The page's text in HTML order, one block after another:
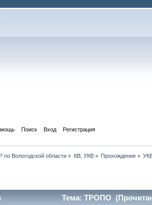
Поиск Вход Регистрация
Вологодской области » КВ, УКВ» Прохождение»
Тема: ТРОПО